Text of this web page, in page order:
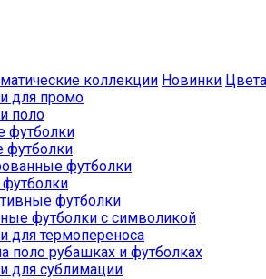
коллекции Новинки Цвета
для промо
поло
футболки
футболки
футболки
футболки
футболки с символикой
для термопереноса
поло рубашках и футболках
для сублимации